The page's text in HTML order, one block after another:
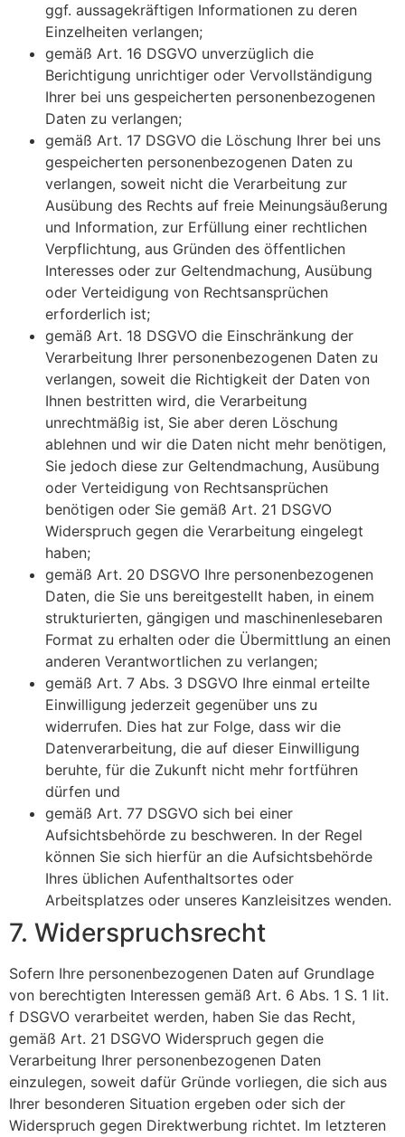
ggf. aussagekräftigen Informationen zu deren
Einzelheiten verlangen;
gemäß Art. 16 DSGVO unverzüglich die
Berichtigung unrichtiger oder Vervollständigung
Ihrer bei uns gespeicherten personenbezogenen
Daten zu verlangen;
gemäß Art. 17 DSGVO die Löschung Ihrer bei uns
gespeicherten personenbezogenen Daten zu
verlangen, soweit nicht die Verarbeitung zur
Ausübung des Rechts auf freie Meinungsäußerung
und Information, zur Erfüllung einer rechtlichen
Verpflichtung, aus Gründen des öffentlichen
Interesses oder zur Geltendmachung, Ausübung
oder Verteidigung von Rechtsansprüchen
erforderlich ist;
gemäß Art. 18 DSGVO die Einschränkung der
Verarbeitung Ihrer personenbezogenen Daten zu
verlangen, soweit die Richtigkeit der Daten von
Ihnen bestritten wird, die Verarbeitung
unrechtmäßig ist, Sie aber deren Löschung
ablehnen und wir die Daten nicht mehr benötigen,
Sie jedoch diese zur Geltendmachung, Ausübung
oder Verteidigung von Rechtsansprüchen
benötigen oder Sie gemäß Art. 21 DSGVO
Widerspruch gegen die Verarbeitung eingelegt
haben;
gemäß Art. 20 DSGVO Ihre personenbezogenen
Daten, die Sie uns bereitgestellt haben, in einem
strukturierten, gängigen und maschinenlesebaren
Format zu erhalten oder die Übermittlung an einen
anderen Verantwortlichen zu verlangen;
gemäß Art. 7 Abs. 3 DSGVO Ihre einmal erteilte
Einwilligung jederzeit gegenüber uns zu
widerrufen. Dies hat zur Folge, dass wir die
Datenverarbeitung, die auf dieser Einwilligung
beruhte, für die Zukunft nicht mehr fortführen
dürfen und
gemäß Art. 77 DSGVO sich bei einer
Aufsichtsbehörde zu beschweren. In der Regel
können Sie sich hierfür an die Aufsichtsbehörde
Ihres üblichen Aufenthaltsortes oder
Arbeitsplatzes oder unseres Kanzleisitzes wenden.
7. Widerspruchsrecht
Sofern Ihre personenbezogenen Daten auf Grundlage
von berechtigten Interessen gemäß Art. 6 Abs. 1 S. 1 lit.
f DSGVO verarbeitet werden, haben Sie das Recht,
gemäß Art. 21 DSGVO Widerspruch gegen die
Verarbeitung Ihrer personenbezogenen Daten
einzulegen, soweit dafür Gründe vorliegen, die sich aus
Ihrer besonderen Situation ergeben oder sich der
Widerspruch gegen Direktwerbung richtet. Im letzteren